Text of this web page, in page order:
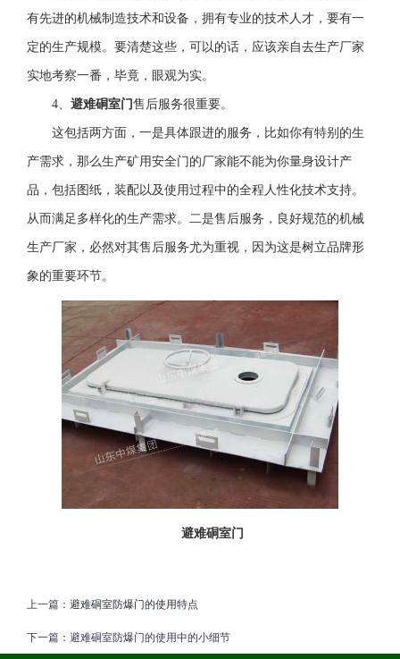
有先进的机械制造技术和设备，拥有专业的技术人才，要有一
定的生产规模。要清楚这些，可以的话，应该亲自去生产厂家
实地考察一番，毕竟，眼观为实。
4、 避难硐室门售后服务很重要。
这包括两方面，一是具体跟进的服务，比如你有特别的生
产需求，那么生产矿用安全门的厂家能不能为你量身设计产
品，包括图纸，装配以及使用过程中的全程人性化技术支持。
从而满足多样化的生产需求。二是售后服务，良好规范的机械
生产厂家，必然对其售后服务尤为重视，因为这是树立品牌形
象的重要环节。
避难硐室门
上一篇： 避难硐室防爆门的使用特点
下一篇： 避难硐室防爆门的使用中的小细节